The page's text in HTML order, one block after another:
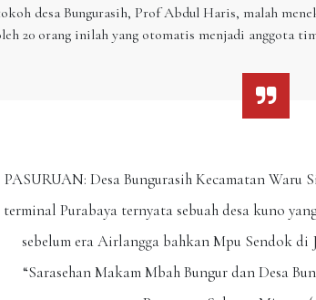
desa Bungurasih, Prof Abdul Haris, malah
20 orang inilah yang otomatis menjadi anggota
PASURUAN: Desa Bungurasih Kecamatan
terminal Purabaya ternyata sebuah desa kuno
sebelum era Airlangga bahkan Mpu Sendok
“Sarasehan Makam Mbah Bungur dan Desa